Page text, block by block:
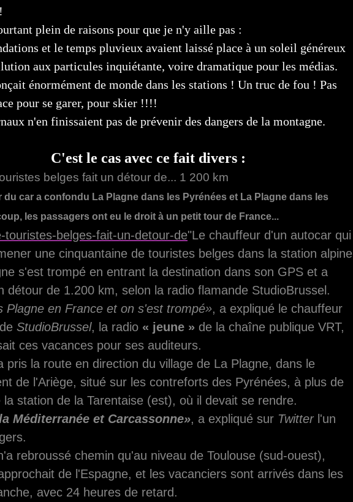
plein de raisons pour que je n'y aille pas :
et le temps pluvieux avaient laissé place à un soleil généreux
aux particules inquiétante, voire dramatique pour les médias.
énormément de monde dans les stations ! Un truc de fou ! Pas
pour se garer, pour skier !!!!
n'en finissaient pas de prévenir des dangers de la montagne.
C'est le cas avec ce fait divers :
belges fait un détour de... 1 200 km
du car a confondu La Plagne dans les Pyrénées et La Plagne dans les
les passagers ont eu le droit à un petit tour de France...
"Le chauffeur d'un autocar qui
une cinquantaine de touristes belges dans la station alpine
s'est trompé en entrant la destination dans son GPS et a
détour de 1.200 km, selon la radio flamande StudioBrussel.
Plagne en France et on s'est trompé», a expliqué le chauffeur
StudioBrussel, la radio « jeune » de la chaîne publique VRT,
ces vacances pour ses auditeurs.
pris la route en direction du village de La Plagne, dans le
de l'Ariège, situé sur les contreforts des Pyrénées, à plus de
la station de la Tarentaise (est), où il devait se rendre.
Méditerranée et Carcassonne», a expliqué sur Twitterl'un
rebroussé chemin qu'au niveau de Toulouse (sud-ouest),
de l'Espagne, et les vacanciers sont arrivés dans les
avec 24 heures de retard.